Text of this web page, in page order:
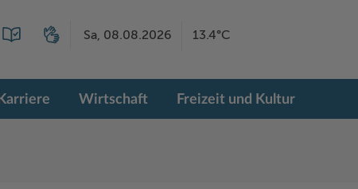
Sa, 08.08.2026 13.4°C
Karriere Wirtschaft Freizeit und Kultur